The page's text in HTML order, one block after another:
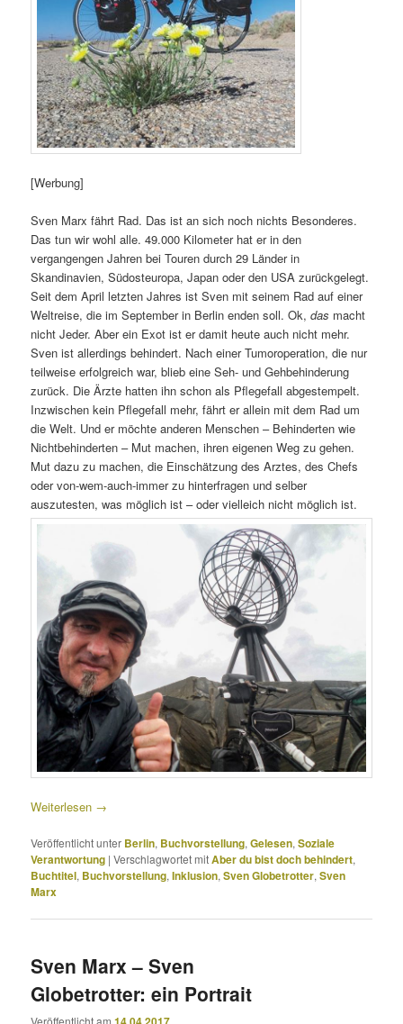
[Werbung]
Sven Marx fährt Rad. Das ist an sich noch nichts Besonderes.
Das tun wir wohl alle. 49.000 Kilometer hat er in den
vergangengen Jahren bei Touren durch 29 Länder in
Skandinavien, Südosteuropa, Japan oder den USA zurückgelegt.
Seit dem April letzten Jahres ist Sven mit seinem Rad auf einer
Weltreise, die im September in Berlin enden soll. Ok,das macht
nicht Jeder. Aber ein Exot ist er damit heute auch nicht mehr.
Sven ist allerdings behindert. Nach einer Tumoroperation, die nur
teilweise erfolgreich war, blieb eine Seh- und Gehbehinderung
zurück. Die Ärzte hatten ihn schon als Pflegefall abgestempelt.
Inzwischen kein Pflegefall mehr, fährt er allein mit dem Rad um
die Welt. Und er möchte anderen Menschen – Behinderten wie
Nichtbehinderten – Mut machen, ihren eigenen Weg zu gehen.
Mut dazu zu machen, die Einschätzung des Arztes, des Chefs
oder von-wem-auch-immer zu hinterfragen und selber
auszutesten, was möglich ist – oder vielleich nicht möglich ist.
Weiterlesen →
Veröffentlicht unter Berlin, Buchvorstellung,Gelesen,Soziale
Verantwortung |Verschlagwortet mitAber du bist doch behindert,
Buchtitel, Buchvorstellung,Inklusion,Sven Globetrotter,Sven
Marx
Sven Marx – Sven
Globetrotter: ein Portrait